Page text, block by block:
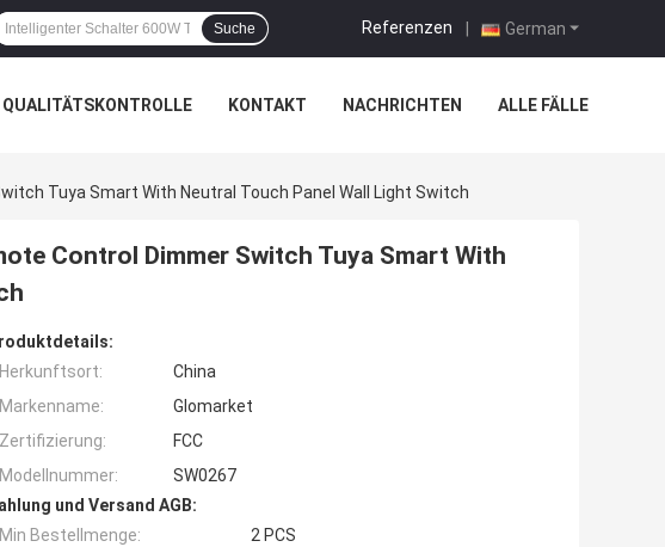
German
Referenzen |
Suche
QUALITÄTSKONTROLLE KONTAKT NACHRICHTEN ALLE FÄLLE
Tuya Smart With Neutral Touch Panel Wall Light Switch
Control Dimmer Switch Tuya Smart With
Herkunftsort:
China
Markenname:
Glomarket
Zertifizierung:
FCC
Modellnummer:
SW0267
und Versand AGB:
Min Bestellmenge:
2 PCS